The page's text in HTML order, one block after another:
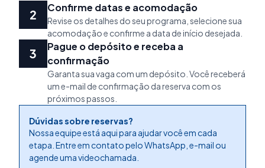
Confirme datas e acomodação
Revise os detalhes do seu programa, selecione sua
acomodação e confirme a data de início desejada.
Pague o depósito e receba a
confirmação
Garanta sua vaga com um depósito. Você receberá
um e-mail de confirmação da reserva com os
próximos passos.
Dúvidas sobre reservas?
Nossa equipe está aqui para ajudar você em cada
etapa. Entre em contato pelo WhatsApp, e-mail ou
agende uma videochamada.